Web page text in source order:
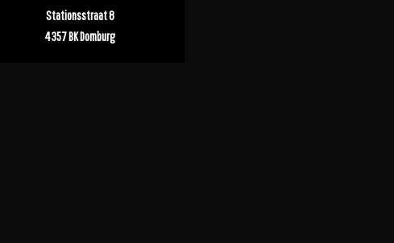
Stationsstraat 8
4357 BK Domburg